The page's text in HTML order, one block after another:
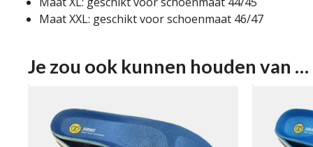
Maat XXL: geschikt voor schoenmaat 46/47
Je zou ook kunnen houden van …